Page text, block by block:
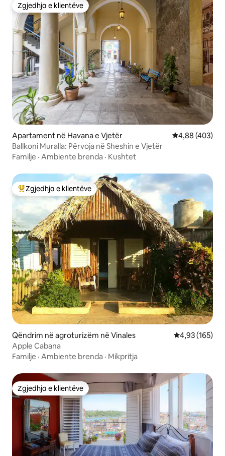
Zgjedhja e klientëve
Zgjedhja e klientëve
Apartament në Havana e Vjetër Vlerësimi
4,88 (403)
Ballkoni Muralla: Përvoja në Sheshin e Vjetër
Familje · Ambiente brenda · Kushtet
Më të mirat e zgjedhjeve të klientëve
Zgjedhja e klientëve
Qëndrim në agroturizëm në Vinales Vlerësimi
4,93 (165)
Apple Cabana
Familje · Ambiente brenda · Mikpritja
Zgjedhja e klientëve
Zgjedhja e klientëve